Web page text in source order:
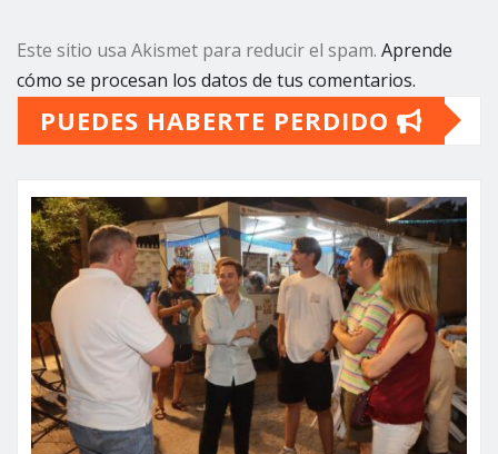
Este sitio usa Akismet para reducir el spam. Aprende
cómo se procesan los datos de tus comentarios.
PUEDES HABERTE PERDIDO